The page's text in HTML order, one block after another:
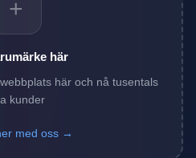
+
här
här och nå tusentals
kunder
med oss →